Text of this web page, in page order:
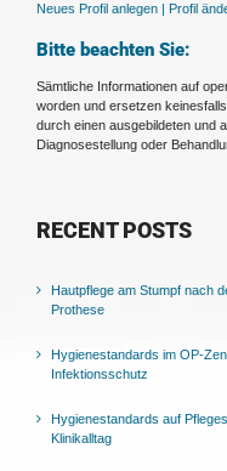
Neues Profil anlegen | Profil
Bitte beachten Sie:
Sämtliche Informationen auf
worden und ersetzen
durch einen ausgebildeten und
Diagnosestellung oder
RECENT POSTS
Hautpflege am Stumpf nach
Prothese
Hygienestandards im OP-
Infektionsschutz
Hygienestandards auf
Klinikalltag